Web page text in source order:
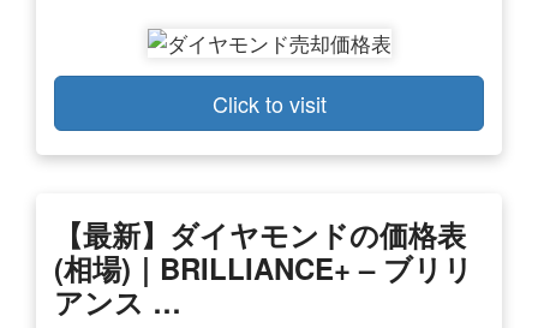
Click to visit
【最新】ダイヤモンドの価格表
(相場)｜BRILLIANCE+ – ブリリ
アンス …